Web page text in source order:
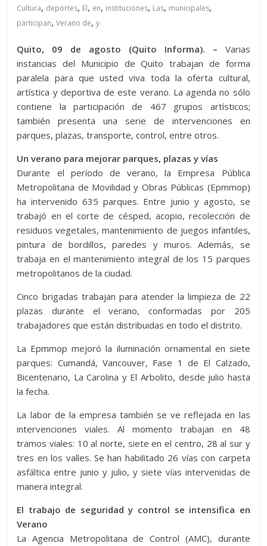
Cultura, deportes, El, en, instituciones, Las, municipales,
participan,Verano de,y
Quito, 09 de agosto (Quito Informa). – Varias
instancias del Municipio de Quito trabajan de forma
paralela para que usted viva toda la oferta cultural,
artística y deportiva de este verano. La agenda no sólo
contiene la participación de 467 grupos artísticos;
también presenta una serie de intervenciones en
parques, plazas, transporte, control, entre otros.
Un verano para mejorar parques, plazas y vías
Durante el período de verano, la Empresa Pública
Metropolitana de Movilidad y Obras Públicas (Epmmop)
ha intervenido 635 parques. Entre junio y agosto, se
trabajó en el corte de césped, acopio, recolección de
residuos vegetales, mantenimiento de juegos infantiles,
pintura de bordillos, paredes y muros. Además, se
trabaja en el mantenimiento integral de los 15 parques
metropolitanos de la ciudad.
Cinco brigadas trabajan para atender la limpieza de 22
plazas durante el verano, conformadas por 205
trabajadores que están distribuidas en todo el distrito.
La Epmmop mejoró la iluminación ornamental en siete
parques: Cumandá, Vancouver, Fase 1 de El Calzado,
Bicentenario, La Carolina y El Arbolito, desde julio hasta
la fecha.
La labor de la empresa también se ve reflejada en las
intervenciones viales. Al momento trabajan en 48
tramos viales: 10 al norte, siete en el centro, 28 al sur y
tres en los valles. Se han habilitado 26 vías con carpeta
asfáltica entre junio y julio, y siete vías intervenidas de
manera integral.
El trabajo de seguridad y control se intensifica en
Verano
La Agencia Metropolitana de Control (AMC), durante